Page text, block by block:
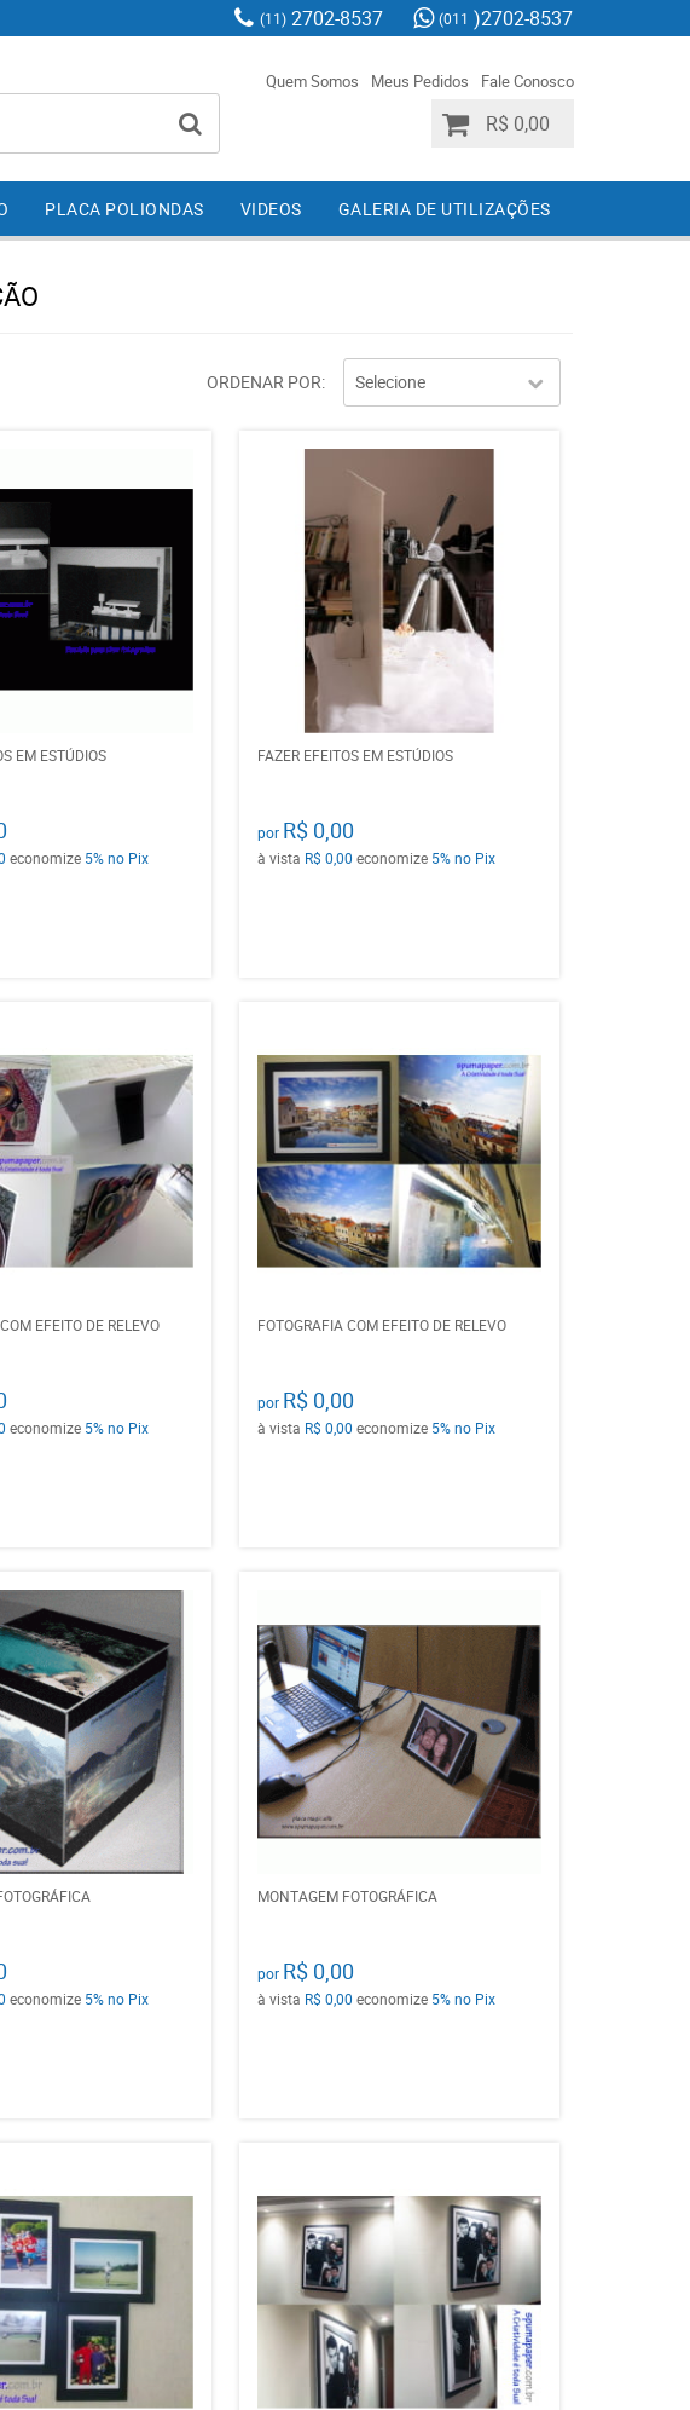
(11) 2702-8537 (011 )2702-8537
Quem Somos Meus Pedidos Fale Conosco
R$ 0,00
PLACA POLIONDAS VIDEOS GALERIA DE UTILIZAÇÕES
ORDENAR POR Selecione
EM ESTÚDIOS
economize 5% no Pix
FAZER EFEITOS EM ESTÚDIOS
por R$ 0,00
à vista R$ 0,00 economize 5%no Pix
EFEITO DE RELEVO
economize 5% no Pix
FOTOGRAFIA COM EFEITO DE RELEVO
por R$ 0,00
à vista R$ 0,00 economize 5%no Pix
economize 5% no Pix
MONTAGEM FOTOGRÁFICA
por R$ 0,00
à vista R$ 0,00 economize 5%no Pix